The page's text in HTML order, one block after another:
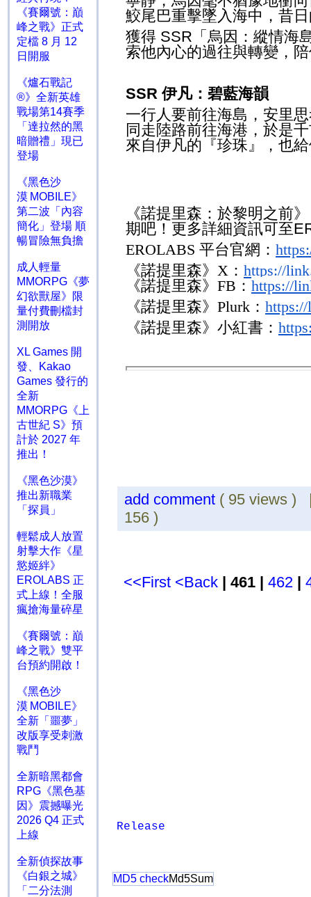
《賽爾號：巔
峰之戰》正式
定檔 8 月 12
日開服
《爐石戰記
®》全新英雄
戰場第14賽季
「達拉然的黑
暗贈禮」現已
登場
《黑色沙
漠 MOBILE》
第二波「內容
簡化」登場 順
暢冒險無負擔
成人輕量
MMORPG《夢
幻欲獸屋》限
量付費刪檔封
測開放
XL Games 開
發、Kakao
Games 發行的
全新
MMORPG《上
古世紀 S》預
計於 2027 年
推出！
《黑色沙漠》
推出新職業
「探員」
輕鬆成人放置
射擊大作《星
慾姬絆》
EROLABS 正
式上線！全服
瘋搶海量碎星
《賽爾號：巔
峰之戰》雙平
台預約開啟！
《黑色沙
漠 MOBILE》
全新「噩夢」
改版享受刺激
戰鬥
全新暗黑都會
RPG《黑色基
因》震撼曝光
2026 Q4 正式
上線
全新偵探故事
《白銀之城》
「二分法測
鮫尾巴重擊墜入海中，昔
獲得 SSR 「烏因：縱情
索他內心的過往與轉變，
SSR 伊凡：碧藍海韻
一行人要前往海島，安里
同走陸路前往海港，於是
來自伊凡的『珍珠』，也
《諾提里森：於黎明之前
期吧！更多詳細資訊可至
EROLABS 平台官網：
《諾提里森》 X ： https://
《諾提里森》 FB ： https://
《諾提里森》 Plurk ：
《諾提里森》小紅書：
add comment ( 95 views
156 )
<<First <Back | 461 | 462|
Release
MD5 checkMd5Sum